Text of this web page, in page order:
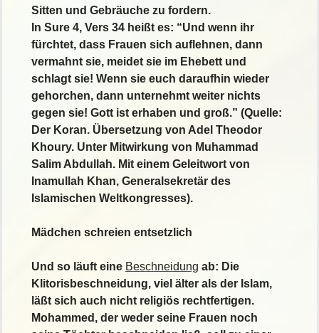
Sitten und Gebräuche zu fordern.
In Sure 4, Vers 34 heißt es: “Und wenn ihr
fürchtet, dass Frauen sich auflehnen, dann
vermahnt sie, meidet sie im Ehebett und
schlagt sie! Wenn sie euch daraufhin wieder
gehorchen, dann unternehmt weiter nichts
gegen sie! Gott ist erhaben und groß.” (Quelle:
Der Koran. Übersetzung von Adel Theodor
Khoury. Unter Mitwirkung von Muhammad
Salim Abdullah. Mit einem Geleitwort von
Inamullah Khan, Generalsekretär des
Islamischen Weltkongresses).
Mädchen schreien entsetzlich
Und so läuft eine Beschneidung ab: Die
Klitorisbeschneidung, viel älter als der Islam,
läßt sich auch nicht religiös rechtfertigen.
Mohammed, der weder seine Frauen noch